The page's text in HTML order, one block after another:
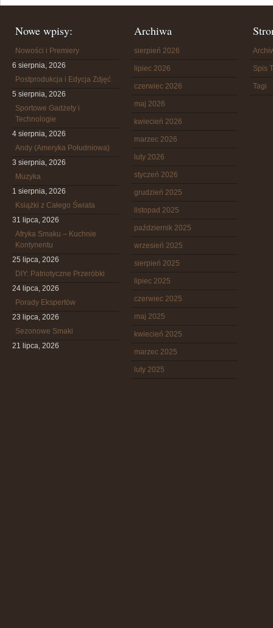
Nowe wpisy:
Nowości i Premiery
6 sierpnia, 2026
Postprodukcja i Edycja Zdjęć
5 sierpnia, 2026
Sportowe Gadżety i
Technologie
4 sierpnia, 2026
Andy (Ameryka Południowa)
3 sierpnia, 2026
Muzyka
1 sierpnia, 2026
Książki z Całego Świata
31 lipca, 2026
Afryka Smaku – Kuchnie
Kontynentu
25 lipca, 2026
DIY: Patriotyczne Przeróbki
24 lipca, 2026
Porady Ekspertów
23 lipca, 2026
Sezonowe Smaki
21 lipca, 2026
Archiwa
sierpień 2026
lipiec 2026
czerwiec 2026
maj 2026
kwiecień 2026
marzec 2026
luty 2026
styczeń 2026
grudzień 2025
listopad 2025
październik 2025
wrzesień 2025
sierpień 2025
lipiec 2025
czerwiec 2025
maj 2025
kwiecień 2025
marzec 2025
luty 2025
Spis
Tagi